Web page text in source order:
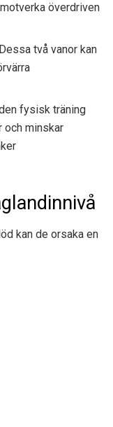
överdriven
två vanor kan
fysisk träning
och minskar
kan de orsaka en